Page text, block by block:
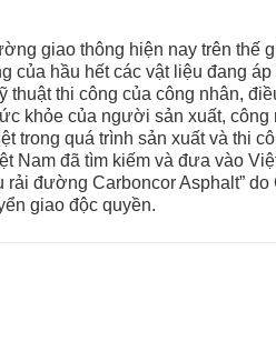
giao thông hiện nay trên thế
của hầu hết các vật liệu đang
thuật thi công của công nhân,
khỏe của người sản xuất, công
trong quá trình sản xuất và thi
Nam đã tìm kiếm và đưa vào
rải đường Carboncor Asphalt”
giao độc quyền.